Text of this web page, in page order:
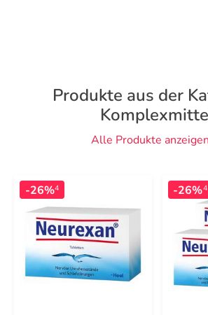
Produkte aus der
Alle Produkte anzeigen
-26%4 -26%4